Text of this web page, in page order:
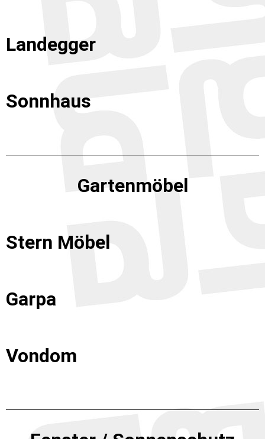
Landegger
Sonnhaus
Gartenmöbel
Stern Möbel
Garpa
Vondom